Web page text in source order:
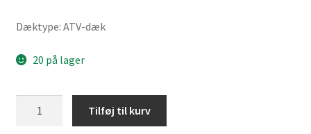
Dæktype: ATV-dæk
20 på lager
Tilføj til kurv